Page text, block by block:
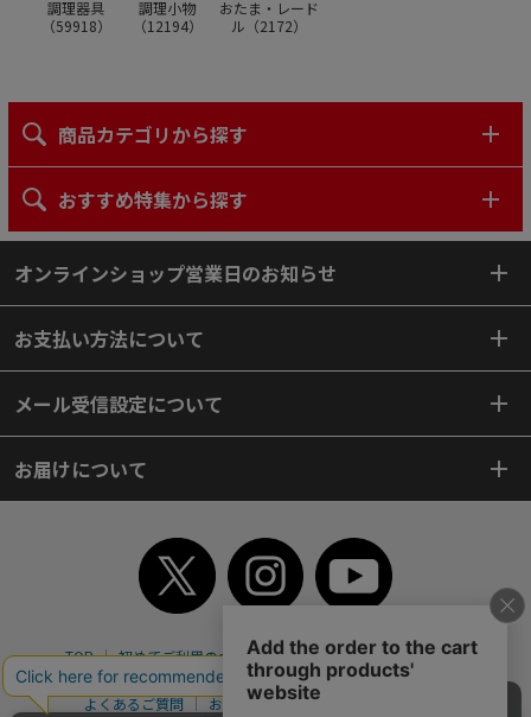
調理器具
（59918）
調理小物
（12194）
おたま・レード
ル（2172）
商品カテゴリから探す
おすすめ特集から探す
オンラインショップ営業日のお知らせ
お支払い方法について
メール受信設定について
お届けについて
TOP 初めてご利用のお客様へ ご利用案内
ご利用規約
個人情報保護方針
特定商取引法
会社案内
よくあるご質問
お問い合わせ ピンポイントサーチ